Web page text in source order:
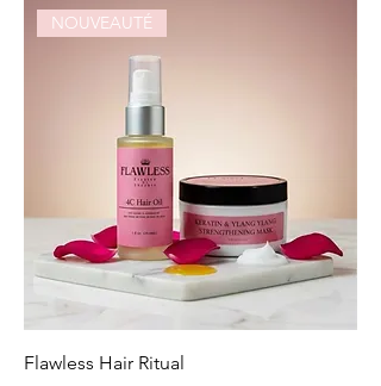
NOUVEAUTÉ
Flawless Hair Ritual